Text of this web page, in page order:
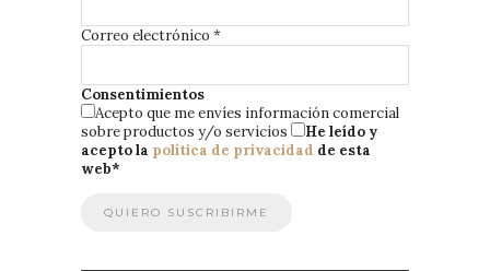
Correo electrónico *
Consentimientos
Acepto que me envíes información comercial
sobre productos y/o servicios
He leído y
acepto la política de privacidad de esta
web*